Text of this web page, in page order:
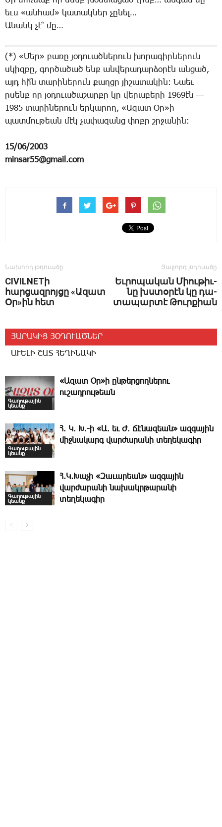
եւս «ան­համ» կա­տակ­ներ չը­նել…
Ա­նանկ չէ՞ մը…
(*) «­Մեր» բա­ռը յօ­դո­ւած­նե­րուն խո­րա­գիր­նե­րուն
սկիզ­բը, գոր­ծա­ծած ենք ան­վե­րա­դար­ձօ­րէն ան­ցած,
այդ հի՜ն տա­րի­նե­րուն քաղցր յի­շա­տա­կին: ­Նաեւ
ը­սենք որ յօ­դո­ւա­ծա­շար­քը կը վե­րա­բե­րի 1969էն —
1985 տա­րի­նե­րուն եր­կա­րող, «Ա­զատ Օր»ի
պատ­մու­թեան մէկ չա­փա­զանց փոքր շրջա­նին:
15/06/2003
minsar55@gmail.com
Նախորդ յօդուածը
CIVILNETի
հարցազրոյցը «Ազատ
Օր»ին հետ
Յաջորդ յօդուածը
Եւ­րո­պա­կան ­Միու­թիւ­
նը խստօ­րէն կը դա­
տա­պար­տէ ­Թուր­քիան
ՅԱՐԱԿԻՑ ՅՕԴՈՒԱԾՆԵՐ
ԱՒԵԼԻ ՇԱՏ ՀԵՂԻՆԱԿԻ
Գաղութային
կեանք
«Ազատ Օր»ի ընթերցողներու
ուշադրութեան
Գաղութային
կեանք
Հ. Կ. Խ.-ի «Ա. եւ Ժ. ­Ճէնազեան» ազգային
միջնակարգ վարժարանի տեղեկագիր
Գաղութային
կեանք
Հ․Կ․Խաչի «Զաւարեան» ազգային
վարժարանի նախակրթարանի
տեղեկագիր